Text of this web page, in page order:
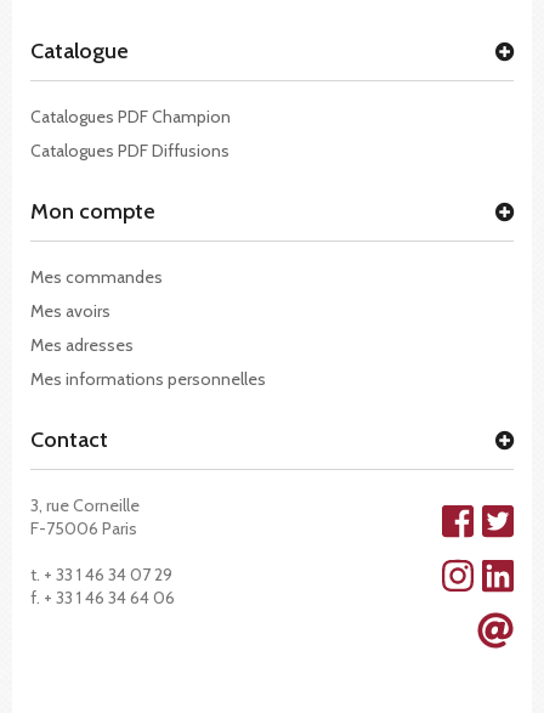
Catalogue
Catalogues PDF Champion
Catalogues PDF Diffusions
Mon compte
Mes commandes
Mes avoirs
Mes adresses
Mes informations personnelles
Contact
3, rue Corneille
F-75006 Paris
t. + 33 1 46 34 07 29
f. + 33 1 46 34 64 06